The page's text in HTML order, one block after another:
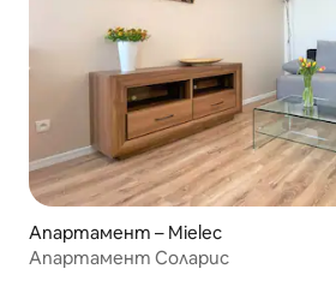
Апартамент – Mielec
Апартамент Соларис